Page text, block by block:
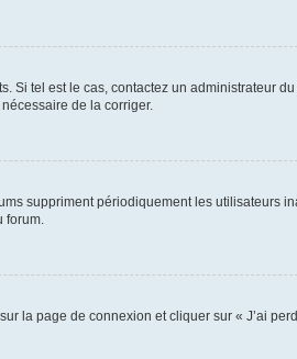
Si tel est le cas, contactez un administrateur
de la corriger.
suppriment périodiquement les utilisateurs
la page de connexion et cliquer sur « J’ai